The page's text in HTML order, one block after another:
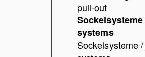
pull-out
systems
Sockelsysteme